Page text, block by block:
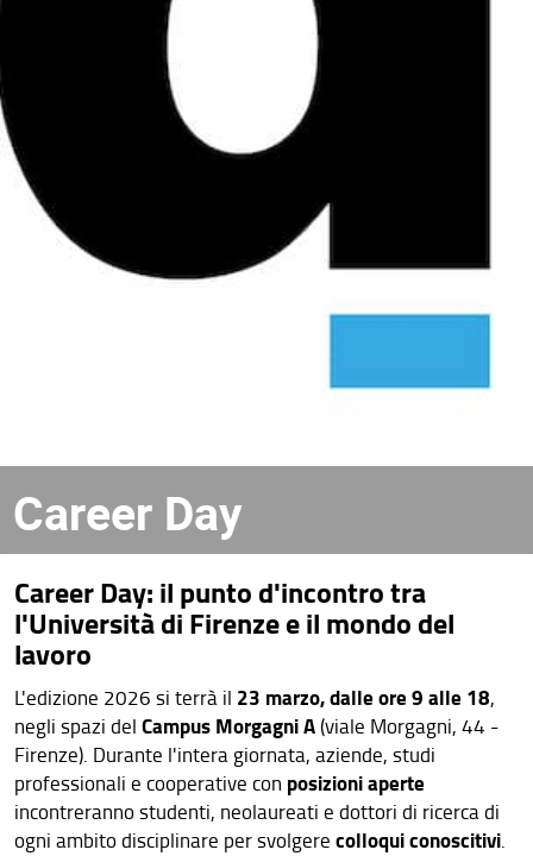
Career Day
Career Day: il punto d'incontro tra
l'Università di Firenze e il mondo del
lavoro
L'edizione 2026 si terrà il 23 marzo, dalle ore 9 alle 18,
negli spazi del Campus Morgagni A(viale Morgagni, 44 -
Firenze). Durante l'intera giornata, aziende, studi
professionali e cooperative con posizioni aperte
incontreranno studenti, neolaureati e dottori di ricerca di
ogni ambito disciplinare per svolgere colloqui conoscitivi.